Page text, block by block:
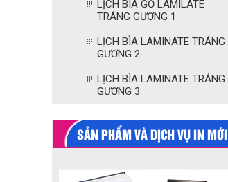
LỊCH BÌA GỖ LAMILATE
TRÁNG GƯƠNG 1
LỊCH BÌA LAMINATE TRÁNG
GƯƠNG 2
LỊCH BÌA LAMINATE TRÁNG
GƯƠNG 3
SẢN PHẨM VÀ DỊCH VỤ IN MỚI